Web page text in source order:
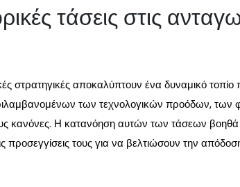
τάσεις στις
στρατηγικές αποκαλύπτουν ένα δυναμικό
των τεχνολογικών προόδων, των
κανόνες. Η κατανόηση αυτών των τάσεων βοηθά
τους για να βελτιώσουν την